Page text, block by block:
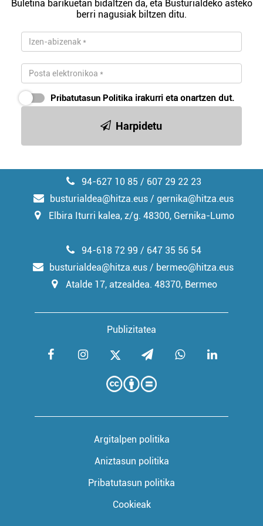
Buletina barikuetan bidaltzen da, eta Busturialdeko asteko
berri nagusiak biltzen ditu.
Pribatutasun Politika irakurri eta onartzen dut.
Harpidetu
94-627 10 85 / 607 29 22 23
busturialdea@hitza.eus / gernika@hitza.eus
Elbira Iturri kalea, z/g. 48300, Gernika-Lumo
Publizitatea
94-618 72 99 / 647 35 56 54
busturialdea@hitza.eus / bermeo@hitza.eus
Atalde 17, atzealdea. 48370, Bermeo
Argitalpen politika
Aniztasun politika
Pribatutasun politika
Cookieak